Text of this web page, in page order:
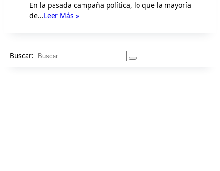
En la pasada campaña política, lo que la mayoría
de...Leer Más »
Buscar: